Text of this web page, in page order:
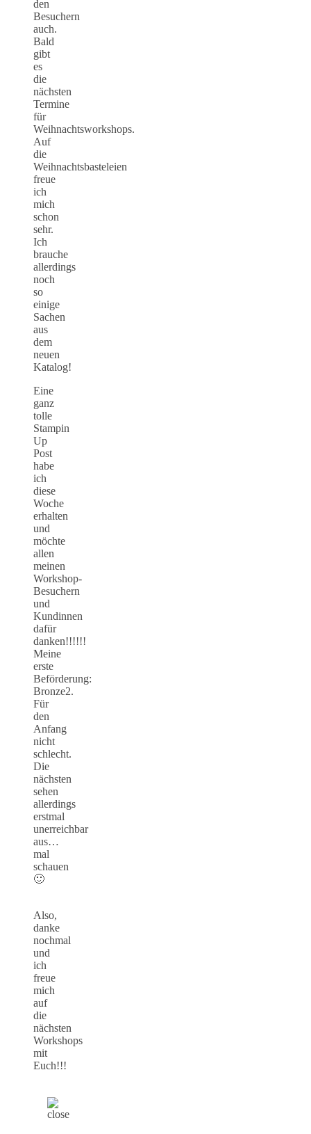
den
Besuchern
auch.
Bald
gibt
es
die
nächsten
Termine
für
Weihnachtsworkshops.
Auf
die
Weihnachtsbasteleien
freue
ich
mich
schon
sehr.
Ich
brauche
allerdings
noch
so
einige
Sachen
aus
dem
neuen
Katalog!
Eine
ganz
tolle
Stampin
Up
Post
habe
ich
diese
Woche
erhalten
und
möchte
allen
meinen
Workshop-
Besuchern
und
Kundinnen
dafür
danken!!!!!!
Meine
erste
Beförderung:
Bronze2.
Für
den
Anfang
nicht
schlecht.
Die
nächsten
sehen
allerdings
erstmal
unerreichbar
aus…
mal
schauen
🙂
Also,
danke
nochmal
und
ich
freue
mich
auf
die
nächsten
Workshops
mit
Euch!!!